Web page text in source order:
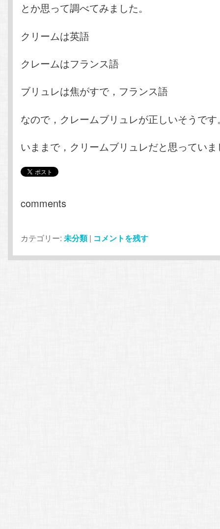
へ
移
移
動
とか思って調べてみました。
クリームは英語
クレームはフランス語
ブリュレは焦がすで，フランス語
なので，クレームブリュレが正しいそうです
いままで，クリームブリュレだと思ってい
comments
カテゴリー: 未分類 | コメントを残す